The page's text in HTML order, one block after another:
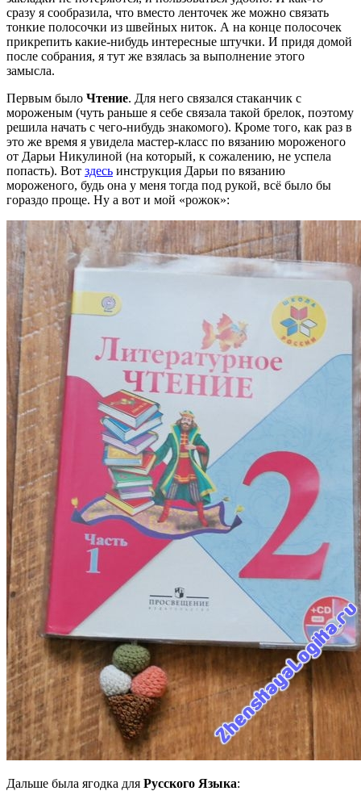
сразу я сообразила, что вместо ленточек же можно связать
тонкие полосочки из швейных ниток. А на конце полосочек
прикрепить какие-нибудь интересные штучки. И придя домой
после собрания, я тут же взялась за выполнение этого
замысла.
Первым было Чтение. Для него связался стаканчик с
мороженым (чуть раньше я себе связала такой брелок, поэтому
решила начать с чего-нибудь знакомого). Кроме того, как раз в
это же время я увидела мастер-класс по вязанию мороженого
от Дарьи Никулиной (на который, к сожалению, не успела
попасть). Вот здесь инструкция Дарьи по вязанию
мороженого, будь она у меня тогда под рукой, всё было бы
гораздо проще. Ну а вот и мой «рожок»:
Дальше была ягодка для Русского Языка: